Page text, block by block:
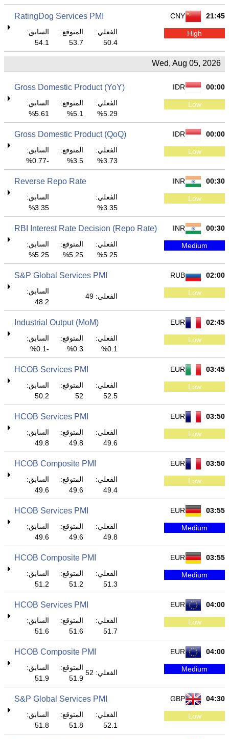
21:45
CNY
RatingDog Services PMI
High
الفعلي:
50.4
المتوقع:
53.7
السابق:
54.1
Wed, Aug 05, 2026
00:00
IDR
Gross Domestic Product (YoY)
Low
الفعلي:
5.29%
المتوقع:
5.1%
السابق:
5.61%
00:00
IDR
Gross Domestic Product (QoQ)
Low
الفعلي:
3.73%
المتوقع:
3.5%
السابق:
-0.77%
00:30
INR
Reverse Repo Rate
Low
الفعلي:
3.35%
السابق:
3.35%
00:30
INR
RBI Interest Rate Decision (Repo Rate)
Medium
الفعلي:
5.25%
المتوقع:
5.25%
السابق:
5.25%
02:00
RUB
S&P Global Services PMI
Low الفعلي: 49
السابق:
48.2
02:45
EUR
Industrial Output (MoM)
Low
الفعلي:
0.1%
المتوقع:
0.3%
السابق:
-0.1%
03:45
EUR
HCOB Services PMI
Low
الفعلي:
52.5
المتوقع:
52
السابق:
50.2
03:50
EUR
HCOB Services PMI
Low
الفعلي:
49.6
المتوقع:
49.8
السابق:
49.8
03:50
EUR
HCOB Composite PMI
Low
الفعلي:
49.4
المتوقع:
49.6
السابق:
49.6
03:55
EUR
HCOB Services PMI
Medium
الفعلي:
49.8
المتوقع:
49.6
السابق:
49.6
03:55
EUR
HCOB Composite PMI
Medium
الفعلي:
51.3
المتوقع:
51.2
السابق:
51.2
04:00
EUR
HCOB Services PMI
Low
الفعلي:
51.7
المتوقع:
51.6
السابق:
51.6
04:00
EUR
HCOB Composite PMI
Medium الفعلي: 52
المتوقع:
51.9
السابق:
51.9
04:30
GBP
S&P Global Services PMI
Low
الفعلي:
52.1
المتوقع:
51.8
السابق:
51.8